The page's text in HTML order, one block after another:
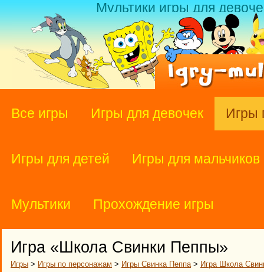
Мультики игры для
Все игры Игры для девочек Игры
Игры для детей Игры для мальчиков
Мультики Прохождение игры
Игра «Школа Свинки Пеппы»
Игры > Игры по персонажам > Игры Свинка Пеппа> Игра Школа